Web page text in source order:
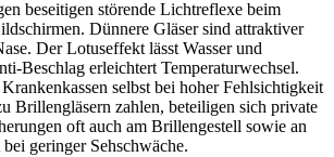
beseitigen störende Lichtreflexe beim
Dünnere Gläser sind attraktiver
Der Lotuseffekt lässt Wasser und
Beschlag erleichtert Temperaturwechsel.
selbst bei hoher Fehlsichtigkeit
Brillengläsern zahlen, beteiligen sich private
oft auch am Brillengestell sowie an
geringer Sehschwäche.